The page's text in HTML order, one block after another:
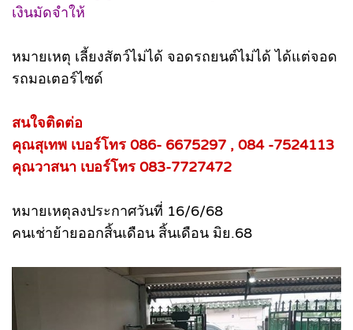
เงินมัดจำให้
หมายเหตุ เลี้ยงสัตว์ไม่ได้ จอดรถยนต์ไม่ได้ ได้แต่จอด
รถมอเตอร์ไซด์
สนใจติดต่อ
คุณสุเทพ เบอร์โทร 086- 6675297 , 084 -7524113
คุณวาสนา เบอร์โทร 083-7727472
หมายเหตุลงประกาศวันที่ 16/6/68
คนเช่าย้ายออกสิ้นเดือน สิ้นเดือน มิย.68